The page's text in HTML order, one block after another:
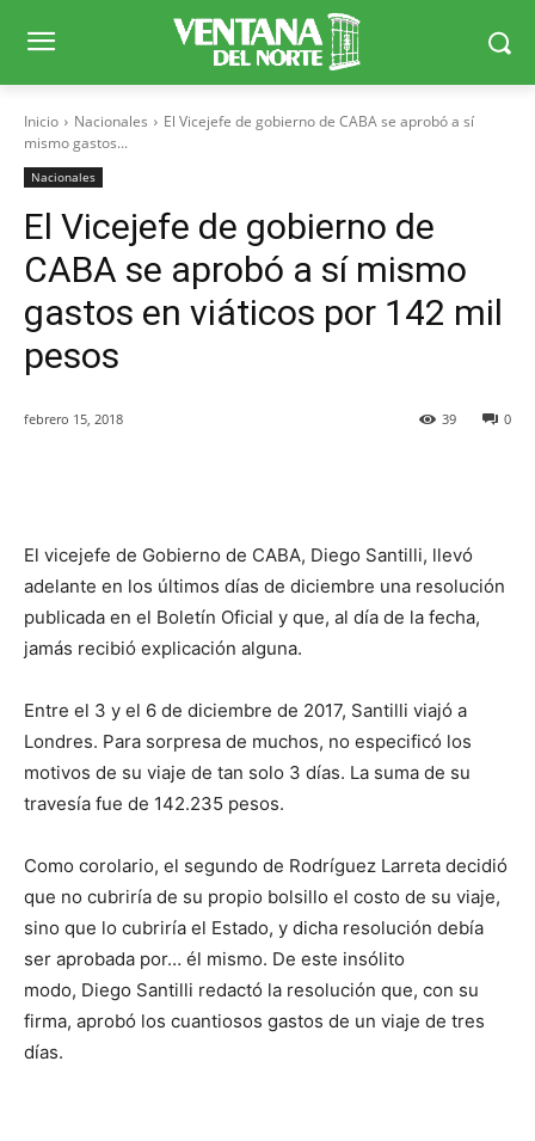
Inicio Nacionales
El Vicejefe de gobierno de CABA se aprobó a sí
mismo gastos...
Nacionales
El Vicejefe de gobierno de
CABA se aprobó a sí mismo
gastos en viáticos por 142 mil
pesos
febrero 15, 2018 0
39
El vicejefe de Gobierno de CABA, Diego Santilli, llevó
adelante en los últimos días de diciembre una resolución
publicada en el Boletín Oficial y que, al día de la fecha,
jamás recibió explicación alguna.
Entre el 3 y el 6 de diciembre de 2017, Santilli viajó a
Londres. Para sorpresa de muchos, no especificó los
motivos de su viaje de tan solo 3 días. La suma de su
travesía fue de 142.235 pesos.
Como corolario, el segundo de Rodríguez Larreta decidió
que no cubriría de su propio bolsillo el costo de su viaje,
sino que lo cubriría el Estado, y dicha resolución debía
ser aprobada por… él mismo. De este insólito
modo, Diego Santilli redactó la resolución que, con su
firma, aprobó los cuantiosos gastos de un viaje de tres
días.